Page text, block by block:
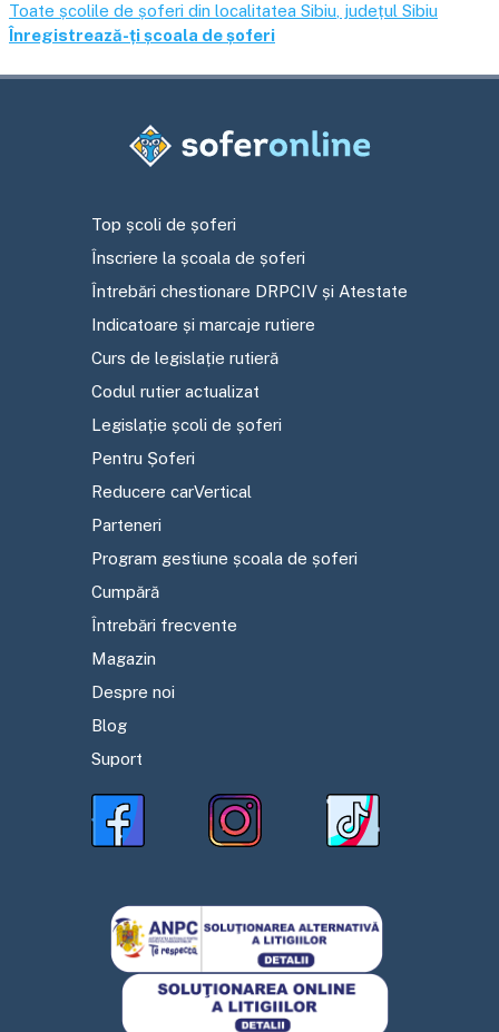
Toate școlile de șoferi din localitatea Sibiu , județul Sibiu
Înregistrează-ți școala de șoferi
Top școli de șoferi
Înscriere la școala de șoferi
Întrebări chestionare DRPCIV și Atestate
Indicatoare și marcaje rutiere
Curs de legislație rutieră
Codul rutier actualizat
Legislație școli de șoferi
Pentru Șoferi
Reducere carVertical
Parteneri
Program gestiune școala de șoferi
Cumpără
Întrebări frecvente
Magazin
Despre noi
Blog
Suport